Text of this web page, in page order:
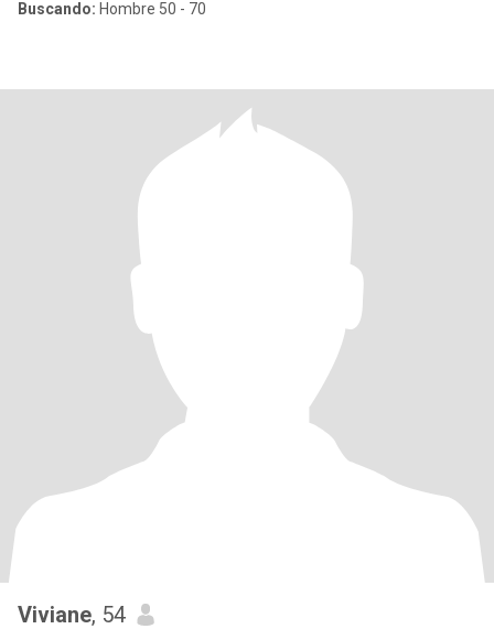
Buscando: Hombre 50 - 70
Viviane, 54